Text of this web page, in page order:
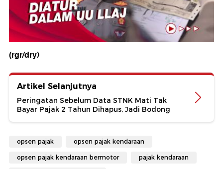
(rgr/dry)
Artikel Selanjutnya
Peringatan Sebelum Data STNK Mati Tak
Bayar Pajak 2 Tahun Dihapus, Jadi Bodong
opsen pajak opsen pajak kendaraan
opsen pajak kendaraan bermotor pajak kendaraan